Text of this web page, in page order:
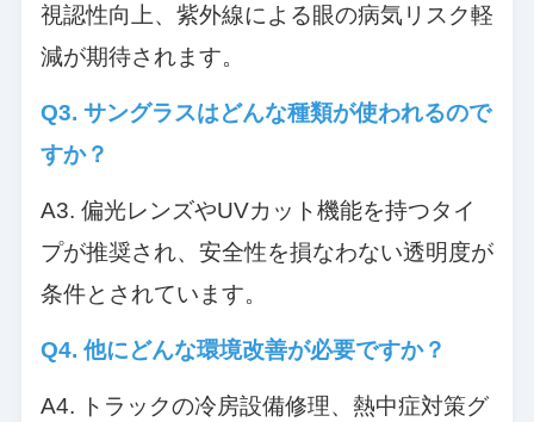
視認性向上、紫外線による眼の病気リスク軽
減が期待されます。
Q3. サングラスはどんな種類が使われるので
すか？
A3. 偏光レンズやUVカット機能を持つタイ
プが推奨され、安全性を損なわない透明度が
条件とされています。
Q4. 他にどんな環境改善が必要ですか？
A4. トラックの冷房設備修理、熱中症対策グ